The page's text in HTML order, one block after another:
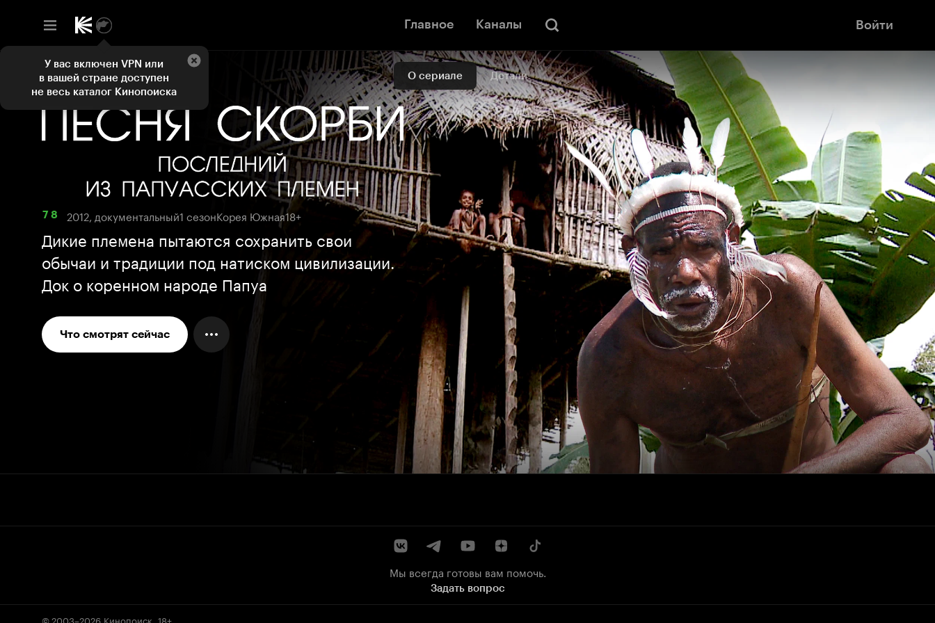
Главное Каналы Войти
О сериале Детали
7 8 2012, документальный1 сезонКорея Южная18+
Дикие племена пытаются сохранить свои
обычаи и традиции под натиском цивилизации.
Док о коренном народе Папуа
Что смотрят сейчас
Мы всегда готовы вам помочь.
Задать вопрос
© 2003–2026 Кинопоиск 18+
У вас включен VPN или
в вашей стране доступен
не весь каталог Кинопоиска